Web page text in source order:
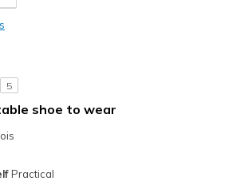
5
shoe to wear
Practical